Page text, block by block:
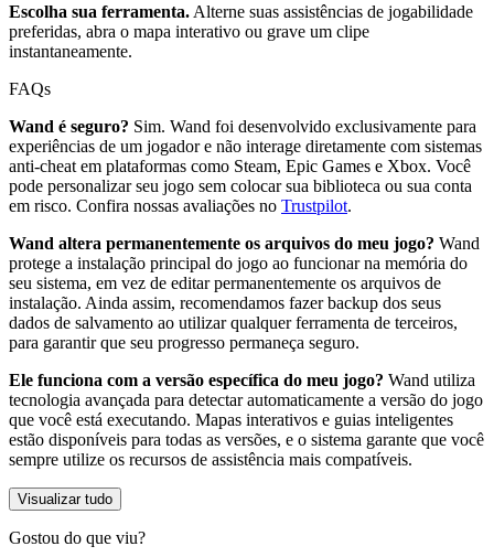
Escolha sua ferramenta. Alterne suas assistências de jogabilidade
preferidas, abra o mapa interativo ou grave um clipe
instantaneamente.
FAQs
Wand é seguro? Sim. Wand foi desenvolvido exclusivamente para
experiências de um jogador e não interage diretamente com sistemas
anti-cheat em plataformas como Steam, Epic Games e Xbox. Você
pode personalizar seu jogo sem colocar sua biblioteca ou sua conta
em risco. Confira nossas avaliações no Trustpilot.
Wand altera permanentemente os arquivos do meu jogo? Wand
protege a instalação principal do jogo ao funcionar na memória do
seu sistema, em vez de editar permanentemente os arquivos de
instalação. Ainda assim, recomendamos fazer backup dos seus
dados de salvamento ao utilizar qualquer ferramenta de terceiros,
para garantir que seu progresso permaneça seguro.
Ele funciona com a versão específica do meu jogo? Wand utiliza
tecnologia avançada para detectar automaticamente a versão do jogo
que você está executando. Mapas interativos e guias inteligentes
estão disponíveis para todas as versões, e o sistema garante que você
sempre utilize os recursos de assistência mais compatíveis.
Visualizar tudo
Gostou do que viu?